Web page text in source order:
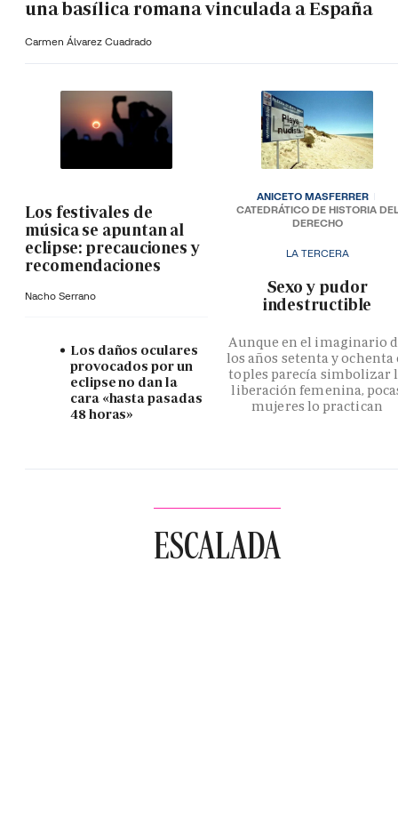
una basílica romana vinculada a España
Carmen Álvarez Cuadrado
Los festivales de
música se apuntan al
eclipse: precauciones y
recomendaciones
Nacho Serrano
Los daños oculares
provocados por un
eclipse no dan la
cara «hasta pasadas
48 horas»
LA TERCERA
­Sexo y pudor
indestructible
Aunque en el imaginario
los años setenta y ochenta
toples parecía simbolizar
liberación femenina,
mujeres lo practican
ANICETO MASFERRER
CATEDRÁTICO DE HISTORIA DEL
DERECHO
ESCALADA